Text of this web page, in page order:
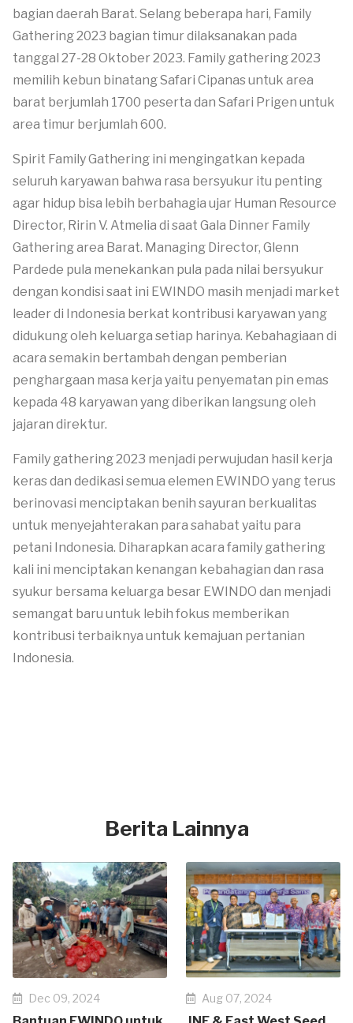
bagian daerah Barat. Selang beberapa hari, Family
Gathering 2023 bagian timur dilaksanakan pada
tanggal 27-28 Oktober 2023. Family gathering 2023
memilih kebun binatang Safari Cipanas untuk area
barat berjumlah 1700 peserta dan Safari Prigen untuk
area timur berjumlah 600.
Spirit Family Gathering ini mengingatkan kepada
seluruh karyawan bahwa rasa bersyukur itu penting
agar hidup bisa lebih berbahagia ujar Human Resource
Director, Ririn V. Atmelia di saat Gala Dinner Family
Gathering area Barat. Managing Director, Glenn
Pardede pula menekankan pula pada nilai bersyukur
dengan kondisi saat ini EWINDO masih menjadi market
leader di Indonesia berkat kontribusi karyawan yang
didukung oleh keluarga setiap harinya. Kebahagiaan di
acara semakin bertambah dengan pemberian
penghargaan masa kerja yaitu penyematan pin emas
kepada 48 karyawan yang diberikan langsung oleh
jajaran direktur.
Family gathering 2023 menjadi perwujudan hasil kerja
keras dan dedikasi semua elemen EWINDO yang terus
berinovasi menciptakan benih sayuran berkualitas
untuk menyejahterakan para sahabat yaitu para
petani Indonesia. Diharapkan acara family gathering
kali ini menciptakan kenangan kebahagian dan rasa
syukur bersama keluarga besar EWINDO dan menjadi
semangat baru untuk lebih fokus memberikan
kontribusi terbaiknya untuk kemajuan pertanian
Indonesia.
Berita Lainnya
Dec 09, 2024 Aug 07, 2024